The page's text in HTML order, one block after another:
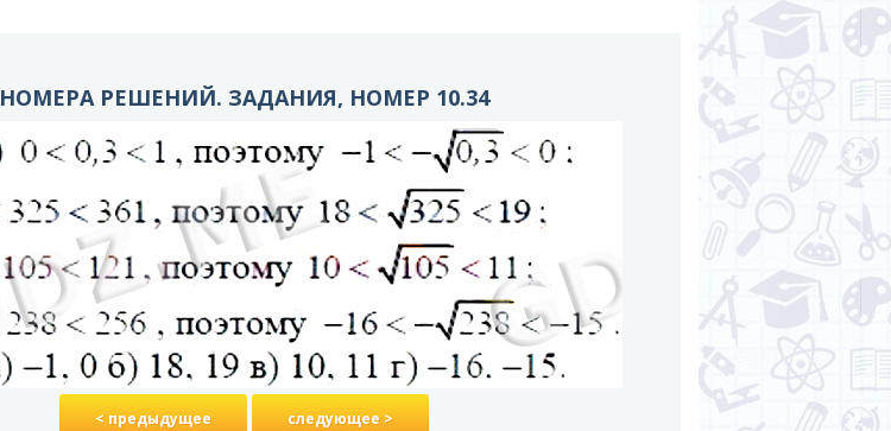
НОМЕРА РЕШЕНИЙ. ЗАДАНИЯ, НОМЕР 10.34
< предыдущее следующее >